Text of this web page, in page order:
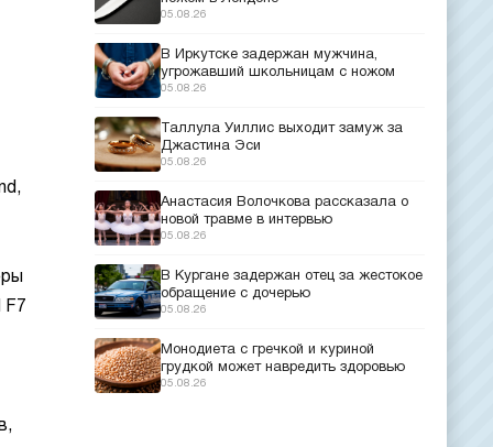
F7
05.08.26
В Иркутске задержан мужчина,
угрожавший школьницам с ножом
05.08.26
Таллула Уиллис выходит замуж за
Джастина Эси
05.08.26
Анастасия Волочкова рассказала о
новой травме в интервью
05.08.26
В Кургане задержан отец за жестокое
обращение с дочерью
05.08.26
Монодиета с гречкой и куриной
грудкой может навредить здоровью
05.08.26